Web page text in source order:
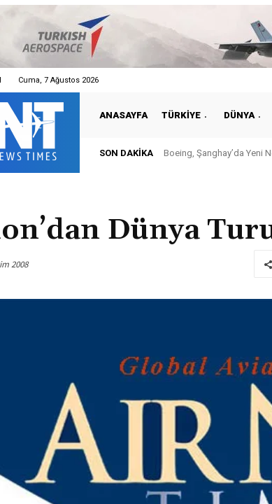
Cuma, 7 Ağustos 2026
ANASAYFA TÜRKIYE DÜNYA
SON DAKIKA Boeing, Şanghay’da Yeni
Dünya
2008